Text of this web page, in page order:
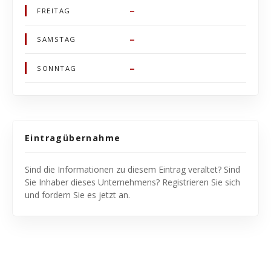
FREITAG –
SAMSTAG –
SONNTAG –
Eintragübernahme
Sind die Informationen zu diesem Eintrag veraltet? Sind
Sie Inhaber dieses Unternehmens? Registrieren Sie sich
und fordern Sie es jetzt an.